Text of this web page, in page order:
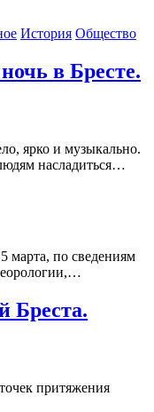
История Общество
в Бресте.
ярко и музыкально.
насладиться…
марта, по сведениям
Бреста.
притяжения